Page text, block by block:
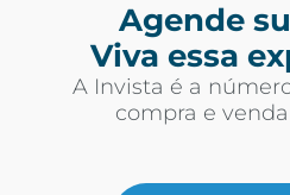
Agende
Viva essa
A Invista é a
compra e